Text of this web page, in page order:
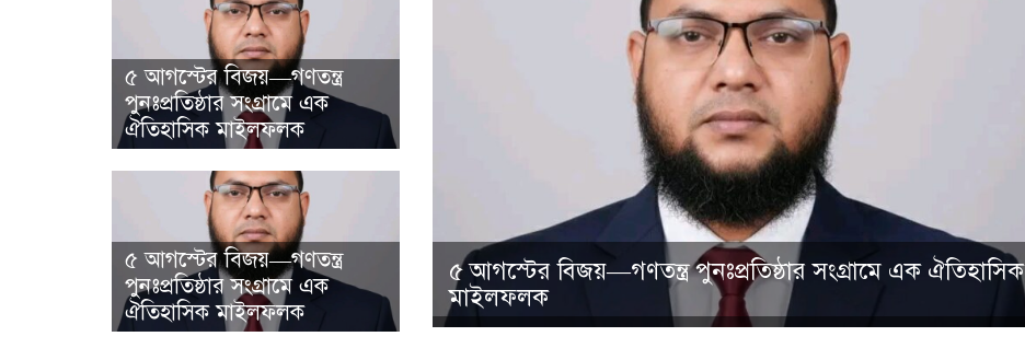
৫ আগস্টের বিজয়—গণতন্ত্র
পুনঃপ্রতিষ্ঠার সংগ্রামে এক
ঐতিহাসিক মাইলফলক
৫ আগস্টের বিজয়—গণতন্ত্র
পুনঃপ্রতিষ্ঠার সংগ্রামে এক
ঐতিহাসিক মাইলফলক
৫ আগস্টের বিজয়—গণতন্ত্র পুনঃপ্রতিষ্ঠার সংগ্রামে এক ঐতিহাসিক
মাইলফলক